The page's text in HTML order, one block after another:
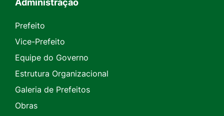
Administração
Prefeito
Vice-Prefeito
Equipe do Governo
Estrutura Organizacional
Galeria de Prefeitos
Obras